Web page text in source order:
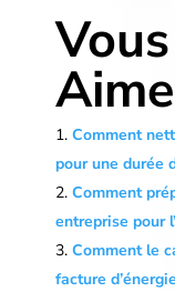
Comment
pour une durée
Comment
entreprise pour
Comment le
facture d’énergie